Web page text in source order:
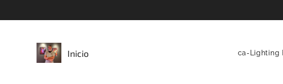
Inicio ca-Lighting